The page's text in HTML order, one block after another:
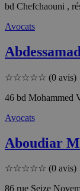
bd Chefchaouni ,
Avocats
☆☆☆☆☆ (0 avis)
46 bd Mohammed
Avocats
Aboudiar
☆☆☆☆☆ (0 avis)
86 rue Seize